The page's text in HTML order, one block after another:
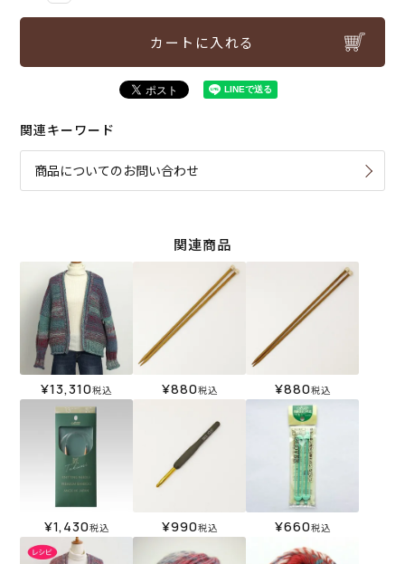
カートに入れる
関連キーワード
商品についてのお問い合わせ
関連商品
¥13,310税込 ¥880税込 ¥880税込
¥1,430税込 ¥990税込 ¥660税込